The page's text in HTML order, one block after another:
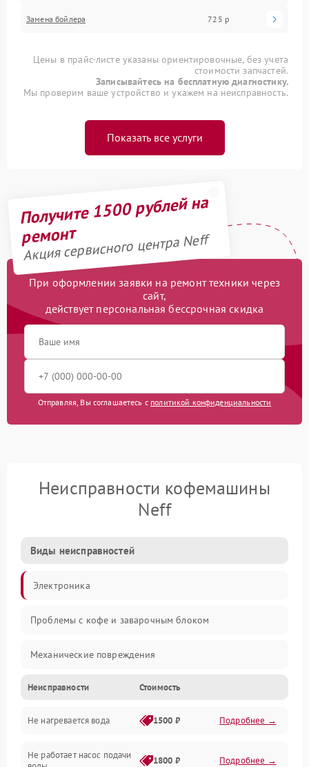
Замена бойлера 725 р
Цены в прайс-листе указаны ориентировочные, без учета
стоимости запчастей.
Записывайтесь на бесплатную диагностику.
Мы проверим ваше устройство и укажем на неисправность.
Показать все услуги
Получите 1500 рублей на
ремонт
Акция сервисного центра Neff
При оформлении заявки на ремонт техники через
сайт,
действует персональная бессрочная скидка
Отправляя, Вы соглашаетесь с политикой конфиденциальности
Неисправности кофемашины
Neff
Виды неисправностей
Электроника
Проблемы с кофе и заварочным блоком
Механические повреждения
Прочие неисправности
Включение и работа
Проблемы с водой
Неисправности Стоимость
Не нагревается вода 1500 ₽ Подробнее →
Не работает насос подачи
1800 ₽ Подробнее →